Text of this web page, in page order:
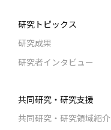
研究トピックス
研究成果
研究者インタビュー
共同研究・研究支援
共同研究・研究領域紹介